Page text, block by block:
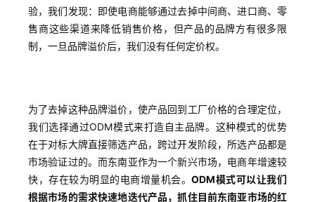
验，我们发现：即使电商能够通过去掉中间商、进口商、零
售商这些渠道来降低销售价格，但产品的品牌方有很多限
制，一旦品牌溢价后，我们没有任何定价权。
为了去掉这种品牌溢价，使产品回到工厂价格的合理定位，
我们选择通过ODM模式来打造自主品牌。这种模式的优势
在于对标大牌直接筛选产品，跨过开发阶段，所选产品都是
市场验证过的。而东南亚作为一个新兴市场，电商年增速较
快，存在较为明显的电商增量机会。ODM模式可以让我们
根据市场的需求快速地迭代产品，抓住目前东南亚市场的红